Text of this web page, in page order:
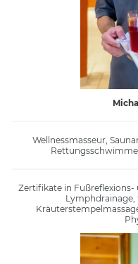
Wellnessmasseur,
Zertifikate in Fußreflexions-
Lymphdrainage,